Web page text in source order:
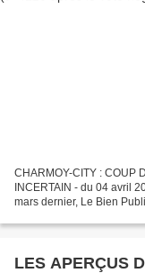
CHARMOY-CITY : COUP
INCERTAIN - du 04 avril
mars dernier, Le Bien
LES APERÇUS